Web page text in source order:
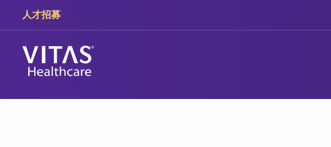
跳轉至主要內容
跳轉至導覽
人才招募